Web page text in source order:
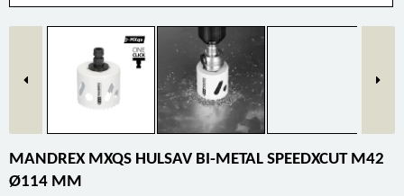
MANDREX MXQS HULSAV BI-METAL SPEEDXCUT M42
Ø114 MM